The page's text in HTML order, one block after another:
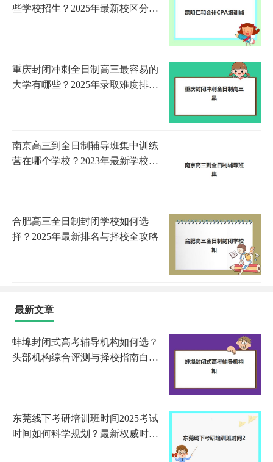
些学校招生？2025年最新校区分
重庆封闭冲刺全日制高三最容易的
大学有哪些？2025年录取难度排
南京高三到全日制辅导班集中训练
营在哪个学校？2023年最新学校名
合肥高三全日制封闭学校如何选
择？2025年最新排名与择校全攻略
最新文章
蚌埠封闭式高考辅导机构如何选？
头部机构综合评测与择校指南白皮
东莞线下考研培训班时间2025考试
时间如何科学规划？最新权威时间